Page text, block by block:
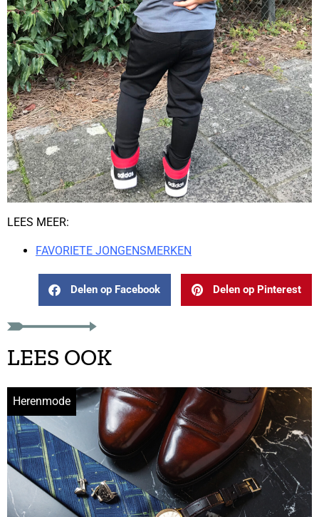
LEES MEER:
FAVORIETE JONGENSMERKEN
Delen op Facebook Delen op Pinterest
LEES OOK
Herenmode